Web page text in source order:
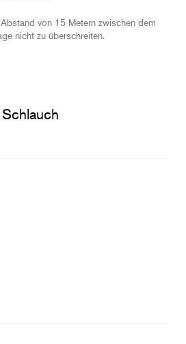
von 15 Metern zwischen dem
nicht zu überschreiten.